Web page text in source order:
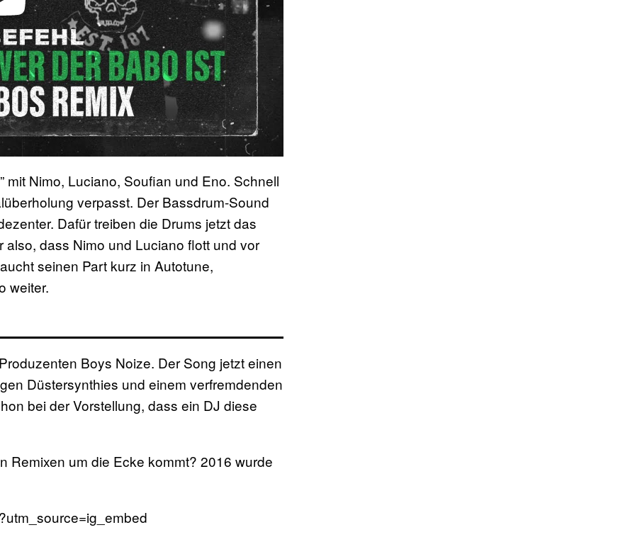
mit Nimo, Luciano, Soufian und Eno. Schnell
verpasst. Der Bassdrum-Sound
Dafür treiben die Drums jetzt das
dass Nimo und Luciano flott und vor
seinen Part kurz in Autotune,
weiter.
Boys Noize. Der Song jetzt einen
Düstersynthies und einem verfremdenden
bei der Vorstellung, dass ein DJ diese
Remixen um die Ecke kommt? 2016 wurde